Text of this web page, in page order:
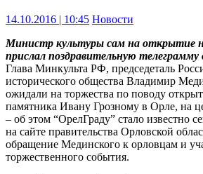
14.10.2016 | 10:45 Новости
Министр культуры сам на открытие
прислал поздравительную телеграмму
Глава Минкульта РФ, председеталь
исторического общества Владимир
ожидали на торжества по поводу
памятника Ивану Грозному в Орле, на
– об этом “ОрелГраду” стало известно
на сайте правительства Орловской
обращение Мединского к орловцам и
торжественного события.